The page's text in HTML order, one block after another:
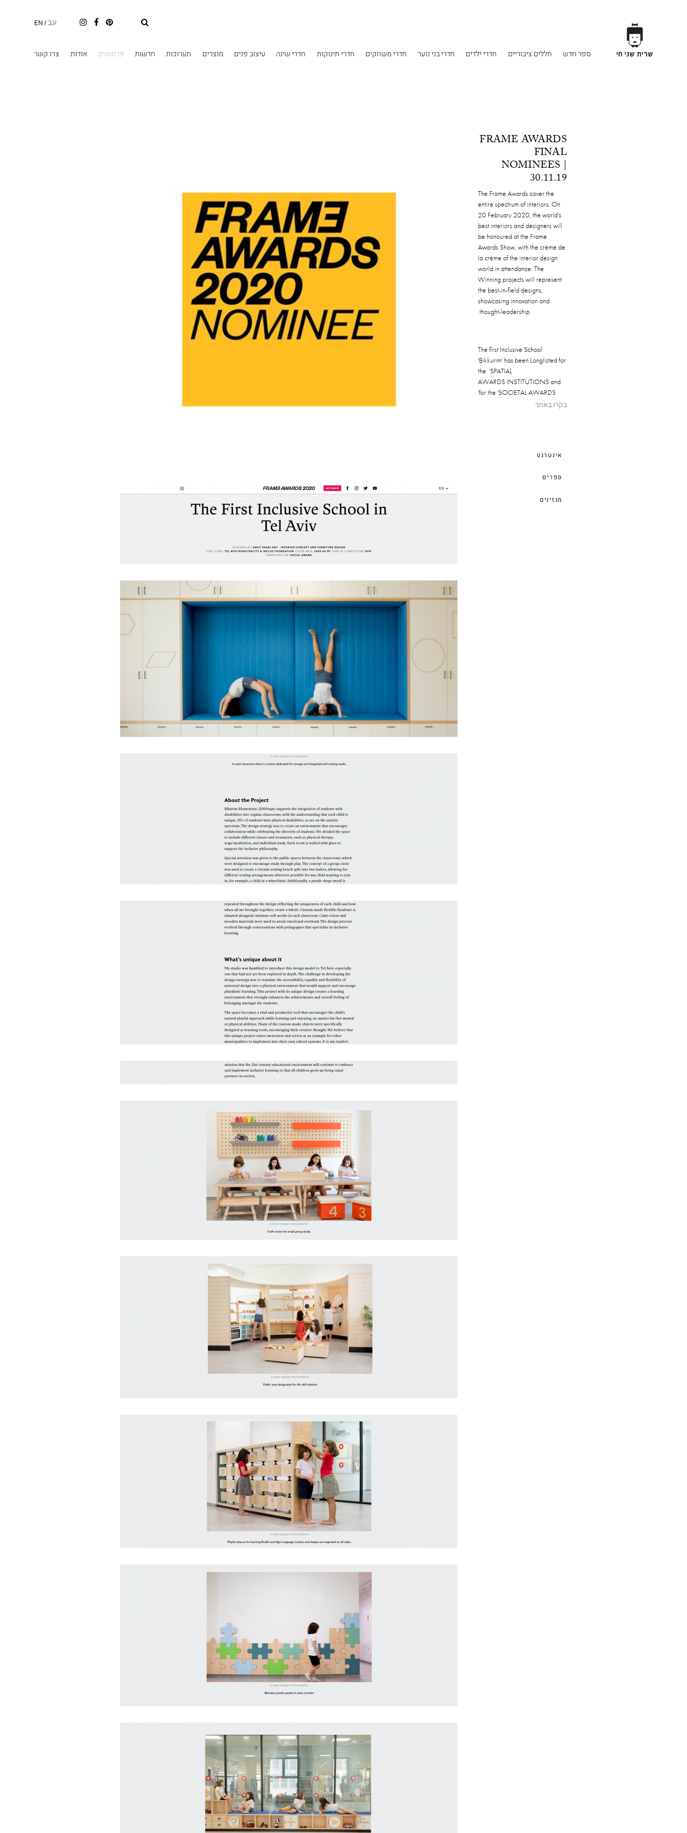
עב /
EN
ספר חדש חללים ציבוריים חדרי ילדים חדרי בני נוער חדרי משחקים חדרי תינוקות חדרי שינה עיצוב פנים מוצרים תערוכות חדשות פרסומים אודות צרו קשר
FRAME AWARDS
FINAL
NOMINEES |
30.11.19
The Frame Awards cover the
entire spectrum of interiors. On
20 February 2020, the world's
best interiors and designers will
be honoured at the Frame
Awards Show, with the crème de
la crème of the interior design
world in attendance. The
Winning projects will represent
the best-in-field designs,
showcasing innovation and
thought-leadership.
The first Inclusive School
'Bikkurim' has been Longlisted for
the 'SPATIAL
AWARDS INSTITUTIONS and
for the 'SOCIETAL AWARDS'
בקרו באתר
אינטרנט
ספרים
מגזינים